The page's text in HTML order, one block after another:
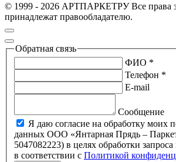
© 1999 - 2026 АРТПАРКЕТРУ Все права
принадлежат правообладателю.
Обратная связь
ФИО *
Телефон *
E-mail
Сообщение
Я даю согласие на обработку моих
данных ООО «Янтарная Прядь –
5047082223) в целях обработки запроса и обратной связи,
в соответствии с Политикой